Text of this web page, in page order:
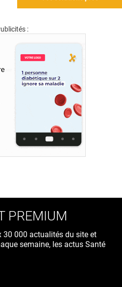
:
PREMIUM
30 000 actualités du site et
semaine, les actus Santé